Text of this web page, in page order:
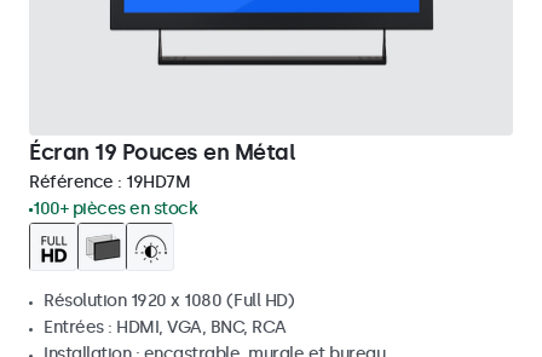
Écran 19 Pouces en Métal
Référence : 19HD7M
100+ pièces en stock
Résolution 1920 x 1080 (Full HD)
Entrées : HDMI, VGA, BNC, RCA